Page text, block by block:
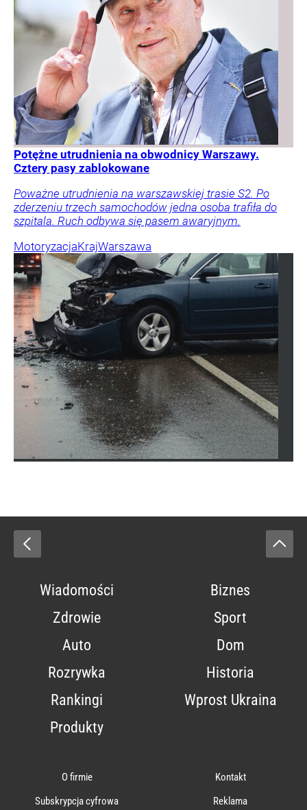
Potężne utrudnienia na obwodnicy Warszawy.
Cztery pasy zablokowane
Poważne utrudnienia na warszawskiej trasie S2. Po
zderzeniu trzech samochodów jedna osoba trafiła do
szpitala. Ruch odbywa się pasem awaryjnym.
MotoryzacjaKrajWarszawa
Wiadomości
Biznes
Zdrowie
Sport
Auto
Dom
Rozrywka
Historia
Rankingi
Wprost Ukraina
Produkty
O firmie
Kontakt
Subskrypcja cyfrowa
Reklama